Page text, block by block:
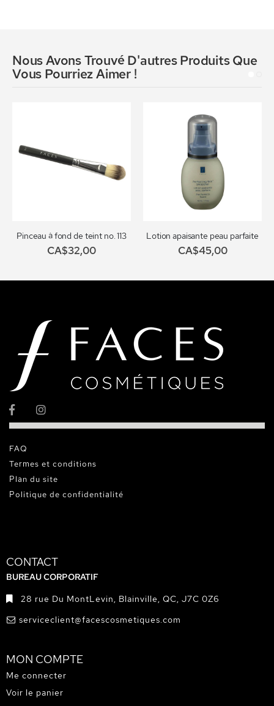
Nous Avons Trouvé D'autres Produits Que
Vous Pourriez Aimer !
Pinceau à fond de teint no. 113
CA$32,00
Lotion apaisante peau parfaite
CA$45,00
FAQ
Termes et conditions
Plan du site
Politique de confidentialité
CONTACT
BUREAU CORPORATIF
28 rue Du MontLevin, Blainville, QC, J7C 0Z6
serviceclient@facescosmetiques.com
MON COMPTE
Me connecter
Voir le panier